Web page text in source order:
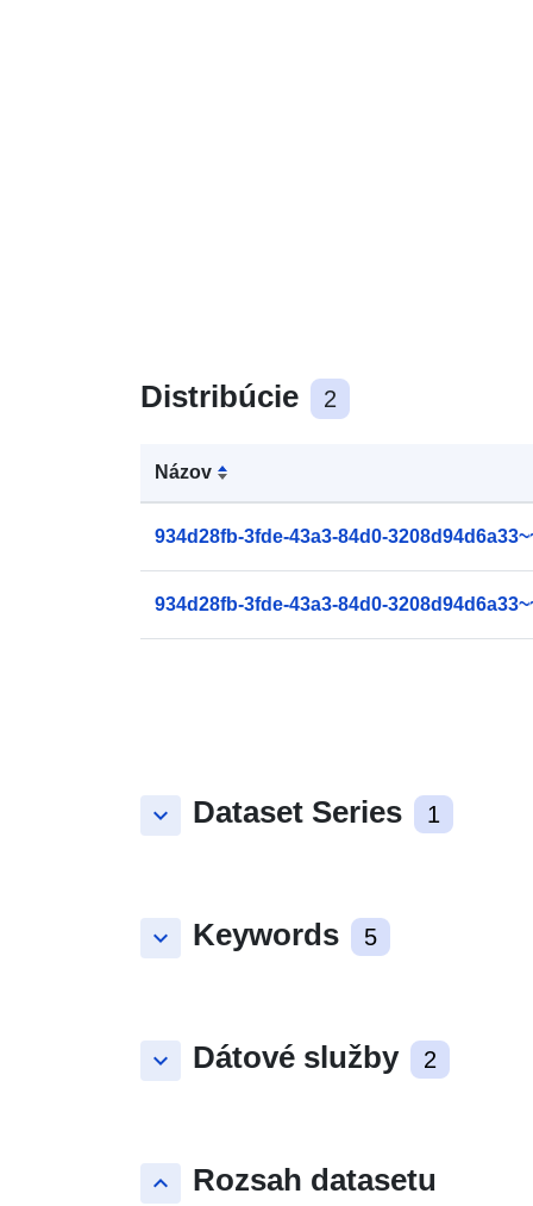
Distribúcie 2
Názov
934d28fb-3fde-43a3-84d0-
934d28fb-3fde-43a3-84d0-
keyboard_arrow_down Dataset Series 1
keyboard_arrow_down Keywords 5
keyboard_arrow_down Dátové služby 2
keyboard_arrow_up Rozsah datasetu